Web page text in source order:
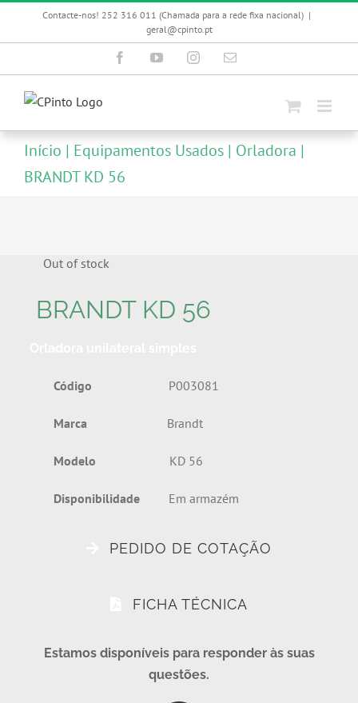
Contacte-nos! 252 316 011 (Chamada para a rede fixa nacional) |
geral@cpinto.pt
FacebookYouTubeInstagramEmail
publicado)
Início Equipamentos Usados
Orladora
BRANDT KD 56
Out of stock
BRANDT KD 56
Código P003081
Marca Brandt
Modelo KD 56
Disponibilidade Em armazém
PEDIDO DE COTAÇÃO
FICHA TÉCNICA
Estamos disponíveis para responder às suas
questões.